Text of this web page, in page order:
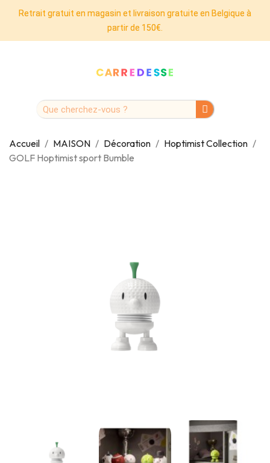
Retrait gratuit en magasin et livraison gratuite en Belgique à
partir de 150€.
Accueil MAISON Décoration
Hoptimist Collection
GOLF Hoptimist sport Bumble